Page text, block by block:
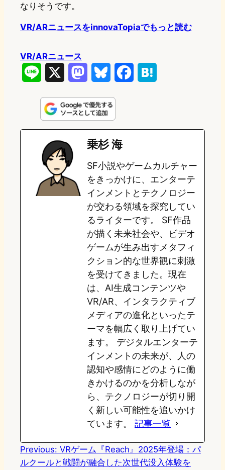
なりそうです。
VR/ARニュースをinnovaTopiaでもっと読む
VR/ARニュース
n
e
s
t
o
d
o
n
u
e
s
k
y
e
o
o
k
e
a
乗杉 海
SF小説やゲームカルチャー
をきっかけに、エンターテ
インメントとテクノロジー
が交わる領域を探究してい
るライターです。 SF作品
が描く未来社会や、ビデオ
ゲームが生み出すメタフィ
クション的な世界観に刺激
を受けてきました。現在
は、AI生成コンテンツや
VR/AR、インタラクティブ
メディアの進化といったテ
ーマを幅広く取り上げてい
ます。 デジタルエンターテ
インメントの未来が、人の
認知や感情にどのように働
きかけるのかを分析しなが
ら、テクノロジーが切り開
く新しい可能性を追いかけ
ています。 記事一覧
Previous: VRゲーム『Reach』2025年登場：パ
ルクールと戦闘が融合した次世代没入体験を